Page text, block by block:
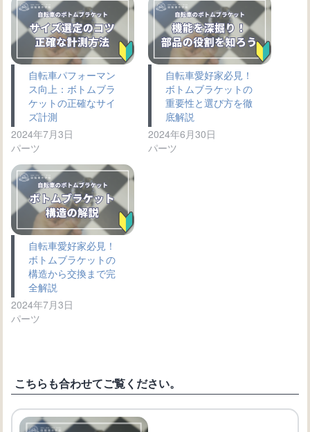
自転車パフォーマン
ス向上：ボトムブラ
ケットの正確なサイ
ズ計測
2024年7月3日
パーツ
自転車愛好家必見！
ボトムブラケットの
重要性と選び方を徹
底解説
2024年6月30日
パーツ
自転車愛好家必見！
ボトムブラケットの
構造から交換まで完
全解説
2024年7月3日
パーツ
こちらも合わせてご覧ください。